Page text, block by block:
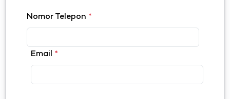
Nomor Telepon *
Email *